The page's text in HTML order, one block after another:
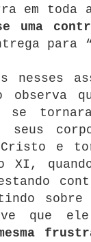
em toda
uma
se
e
que ele